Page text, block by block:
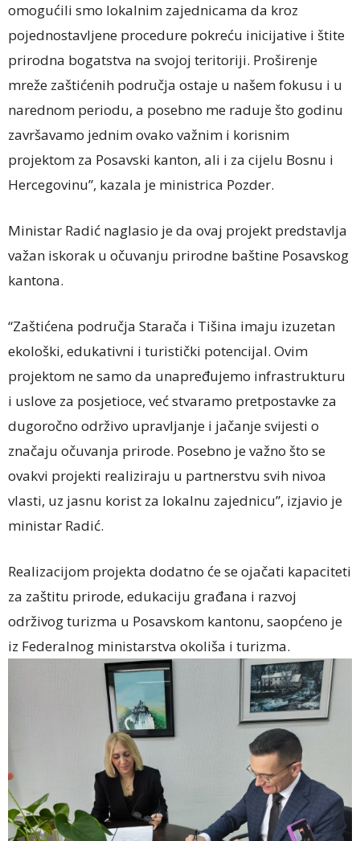
omogućili smo lokalnim zajednicama da kroz
pojednostavljene procedure pokreću inicijative i štite
prirodna bogatstva na svojoj teritoriji. Proširenje
mreže zaštićenih područja ostaje u našem fokusu i u
narednom periodu, a posebno me raduje što godinu
završavamo jednim ovako važnim i korisnim
projektom za Posavski kanton, ali i za cijelu Bosnu i
Hercegovinu”, kazala je ministrica Pozder.
Ministar Radić naglasio je da ovaj projekt predstavlja
važan iskorak u očuvanju prirodne baštine Posavskog
kantona.
“Zaštićena područja Starača i Tišina imaju izuzetan
ekološki, edukativni i turistički potencijal. Ovim
projektom ne samo da unapređujemo infrastrukturu
i uslove za posjetioce, već stvaramo pretpostavke za
dugoročno održivo upravljanje i jačanje svijesti o
značaju očuvanja prirode. Posebno je važno što se
ovakvi projekti realiziraju u partnerstvu svih nivoa
vlasti, uz jasnu korist za lokalnu zajednicu”, izjavio je
ministar Radić.
Realizacijom projekta dodatno će se ojačati kapaciteti
za zaštitu prirode, edukaciju građana i razvoj
održivog turizma u Posavskom kantonu, saopćeno je
iz Federalnog ministarstva okoliša i turizma.